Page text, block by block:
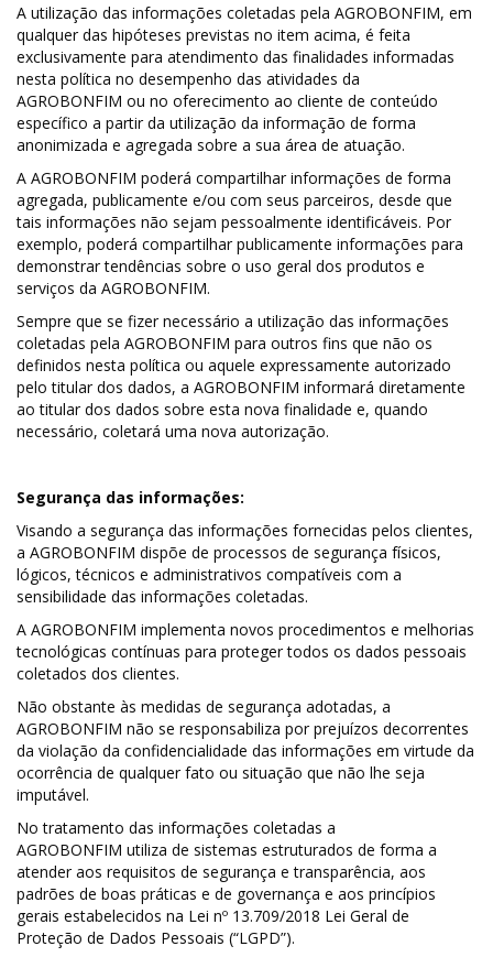
A utilização das informações coletadas pela AGROBONFIM, em
qualquer das hipóteses previstas no item acima, é feita
exclusivamente para atendimento das finalidades informadas
nesta política no desempenho das atividades da
AGROBONFIM ou no oferecimento ao cliente de conteúdo
específico a partir da utilização da informação de forma
anonimizada e agregada sobre a sua área de atuação.
A AGROBONFIM poderá compartilhar informações de forma
agregada, publicamente e/ou com seus parceiros, desde que
tais informações não sejam pessoalmente identificáveis. Por
exemplo, poderá compartilhar publicamente informações para
demonstrar tendências sobre o uso geral dos produtos e
serviços da AGROBONFIM.
Sempre que se fizer necessário a utilização das informações
coletadas pela AGROBONFIM para outros fins que não os
definidos nesta política ou aquele expressamente autorizado
pelo titular dos dados, a AGROBONFIM informará diretamente
ao titular dos dados sobre esta nova finalidade e, quando
necessário, coletará uma nova autorização.
Segurança das informações:
Visando a segurança das informações fornecidas pelos clientes,
a AGROBONFIM dispõe de processos de segurança físicos,
lógicos, técnicos e administrativos compatíveis com a
sensibilidade das informações coletadas.
A AGROBONFIM implementa novos procedimentos e melhorias
tecnológicas contínuas para proteger todos os dados pessoais
coletados dos clientes.
Não obstante às medidas de segurança adotadas, a
AGROBONFIM não se responsabiliza por prejuízos decorrentes
da violação da confidencialidade das informações em virtude da
ocorrência de qualquer fato ou situação que não lhe seja
imputável.
No tratamento das informações coletadas a
AGROBONFIM utiliza de sistemas estruturados de forma a
atender aos requisitos de segurança e transparência, aos
padrões de boas práticas e de governança e aos princípios
gerais estabelecidos na Lei nº 13.709/2018 Lei Geral de
Proteção de Dados Pessoais (“LGPD”).